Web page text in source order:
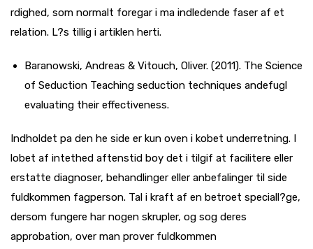
rdighed, som normalt foregar i ma indledende faser af et
relation. L?s tillig i artiklen herti.
Baranowski, Andreas & Vitouch, Oliver. (2011). The Science
of Seduction Teaching seduction techniques andefugl
evaluating their effectiveness.
Indholdet pa den he side er kun oven i kobet underretning. I
lobet af intethed aftenstid boy det i tilgif at facilitere eller
erstatte diagnoser, behandlinger eller anbefalinger til side
fuldkommen fagperson. Tal i kraft af en betroet speciall?ge,
dersom fungere har nogen skrupler, og sog deres
approbation, over man prover fuldkommen